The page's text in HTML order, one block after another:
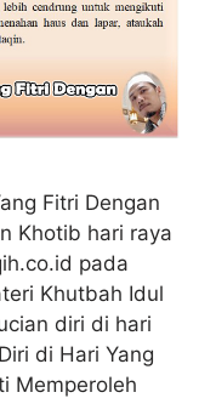
Fitri Dengan
Khotib hari raya
pada
Khutbah Idul
diri di hari
di Hari Yang
Memperoleh